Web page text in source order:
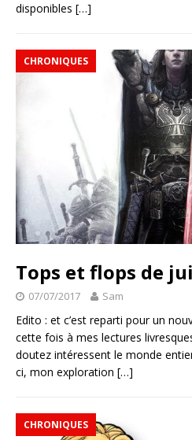
disponibles […]
CHRONIQUES
Tops et flops de
07/07/2017 Sam
Edito : et c’est reparti pour un
cette fois à mes lectures
doutez intéressent le monde
ci, mon exploration […]
CHRONIQUES